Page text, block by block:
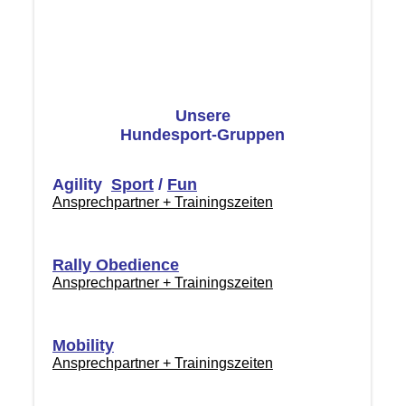
Unsere
Hundesport-Gruppen
Agility Sport/ Fun
Ansprechpartner + Trainingszeiten
Rally Obedience
Ansprechpartner + Trainingszeiten
Mobility
Ansprechpartner + Trainingszeiten